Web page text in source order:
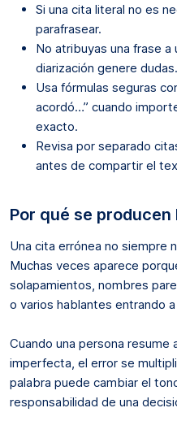
Si una cita literal no es
parafrasear.
No atribuyas una frase a
diarización genere dudas.
Usa fórmulas seguras
acordó…” cuando
exacto.
Revisa por separado
antes de compartir el
Por qué se
Una cita errónea no siempre
Muchas veces aparece
solapamientos, nombres
o varios hablantes entrando
Cuando una persona resume
imperfecta, el error se
palabra puede cambiar el
responsabilidad de una